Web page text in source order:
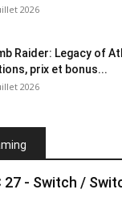
2026
Raider: Legacy of
prix et bonus...
2026
27 - Switch /